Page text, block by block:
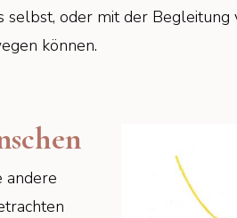
selbst, oder mit der
können.
andere